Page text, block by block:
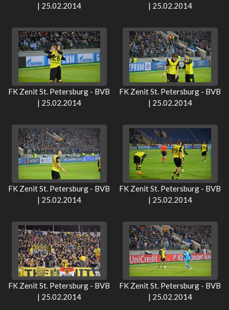
| 25.02.2014
| 25.02.2014
FK Zenit St. Petersburg - BVB
| 25.02.2014
FK Zenit St. Petersburg - BVB
| 25.02.2014
FK Zenit St. Petersburg - BVB
| 25.02.2014
FK Zenit St. Petersburg - BVB
| 25.02.2014
FK Zenit St. Petersburg - BVB
| 25.02.2014
FK Zenit St. Petersburg - BVB
| 25.02.2014